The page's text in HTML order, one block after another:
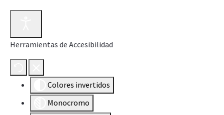
Herramientas de Accesibilidad
Colores invertidos
Monocromo